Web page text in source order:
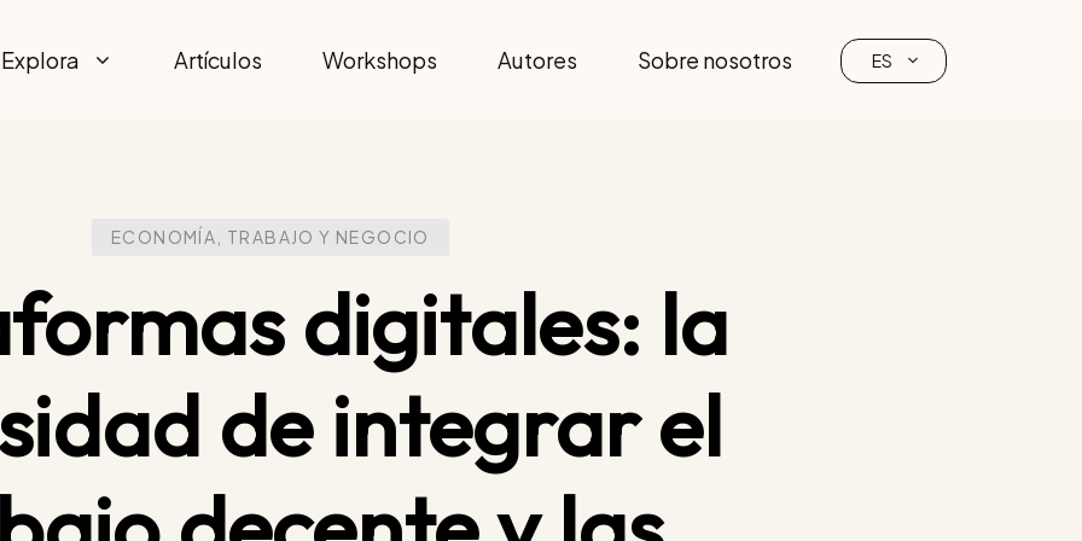
Explora Artículos Workshops Autores Sobre nosotros ES
ECONOMÍA, TRABAJO Y NEGOCIO
digitales: la
de integrar el